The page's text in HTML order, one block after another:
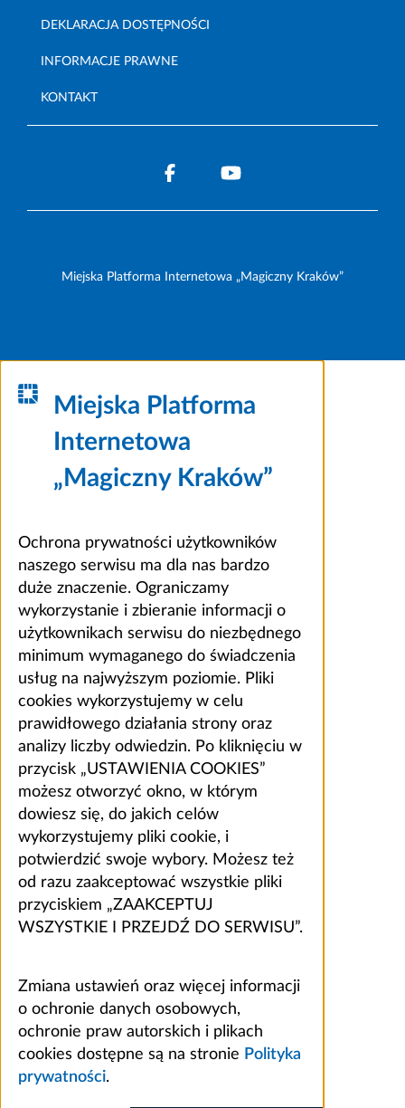
DEKLARACJA DOSTĘPNOŚCI
INFORMACJE PRAWNE
KONTAKT
Miejska Platforma Internetowa „Magiczny Kraków”
Miejska Platforma
Internetowa
„Magiczny Kraków”
Ochrona prywatności użytkowników
naszego serwisu ma dla nas bardzo
duże znaczenie. Ograniczamy
wykorzystanie i zbieranie informacji o
użytkownikach serwisu do niezbędnego
minimum wymaganego do świadczenia
usług na najwyższym poziomie. Pliki
cookies wykorzystujemy w celu
prawidłowego działania strony oraz
analizy liczby odwiedzin. Po kliknięciu w
przycisk „USTAWIENIA COOKIES”
możesz otworzyć okno, w którym
dowiesz się, do jakich celów
wykorzystujemy pliki cookie, i
potwierdzić swoje wybory. Możesz też
od razu zaakceptować wszystkie pliki
przyciskiem „ZAAKCEPTUJ
WSZYSTKIE I PRZEJDŹ DO SERWISU”.
Zmiana ustawień oraz więcej informacji
o ochronie danych osobowych,
ochronie praw autorskich i plikach
cookies dostępne są na stronie Polityka
prywatności.